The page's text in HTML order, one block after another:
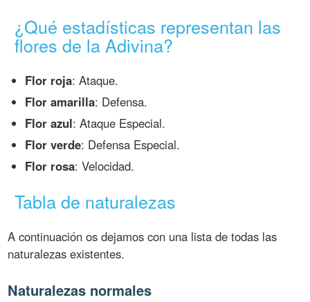
¿Qué estadísticas representan las
flores de la Adivina?
Flor roja: Ataque.
Flor amarilla: Defensa.
Flor azul: Ataque Especial.
Flor verde: Defensa Especial.
Flor rosa: Velocidad.
Tabla de naturalezas
A continuación os dejamos con una lista de todas las
naturalezas existentes.
Naturalezas normales